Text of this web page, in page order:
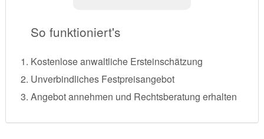
So funktioniert's
Kostenlose anwaltliche Ersteinschätzung
Unverbindliches Festpreisangebot
Angebot annehmen und Rechtsberatung erhalten